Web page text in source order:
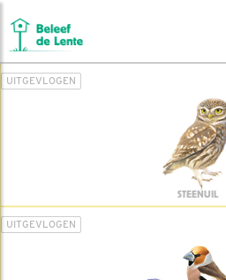
UITGEVLOGEN
STEENUIL
UITGEVLOGEN